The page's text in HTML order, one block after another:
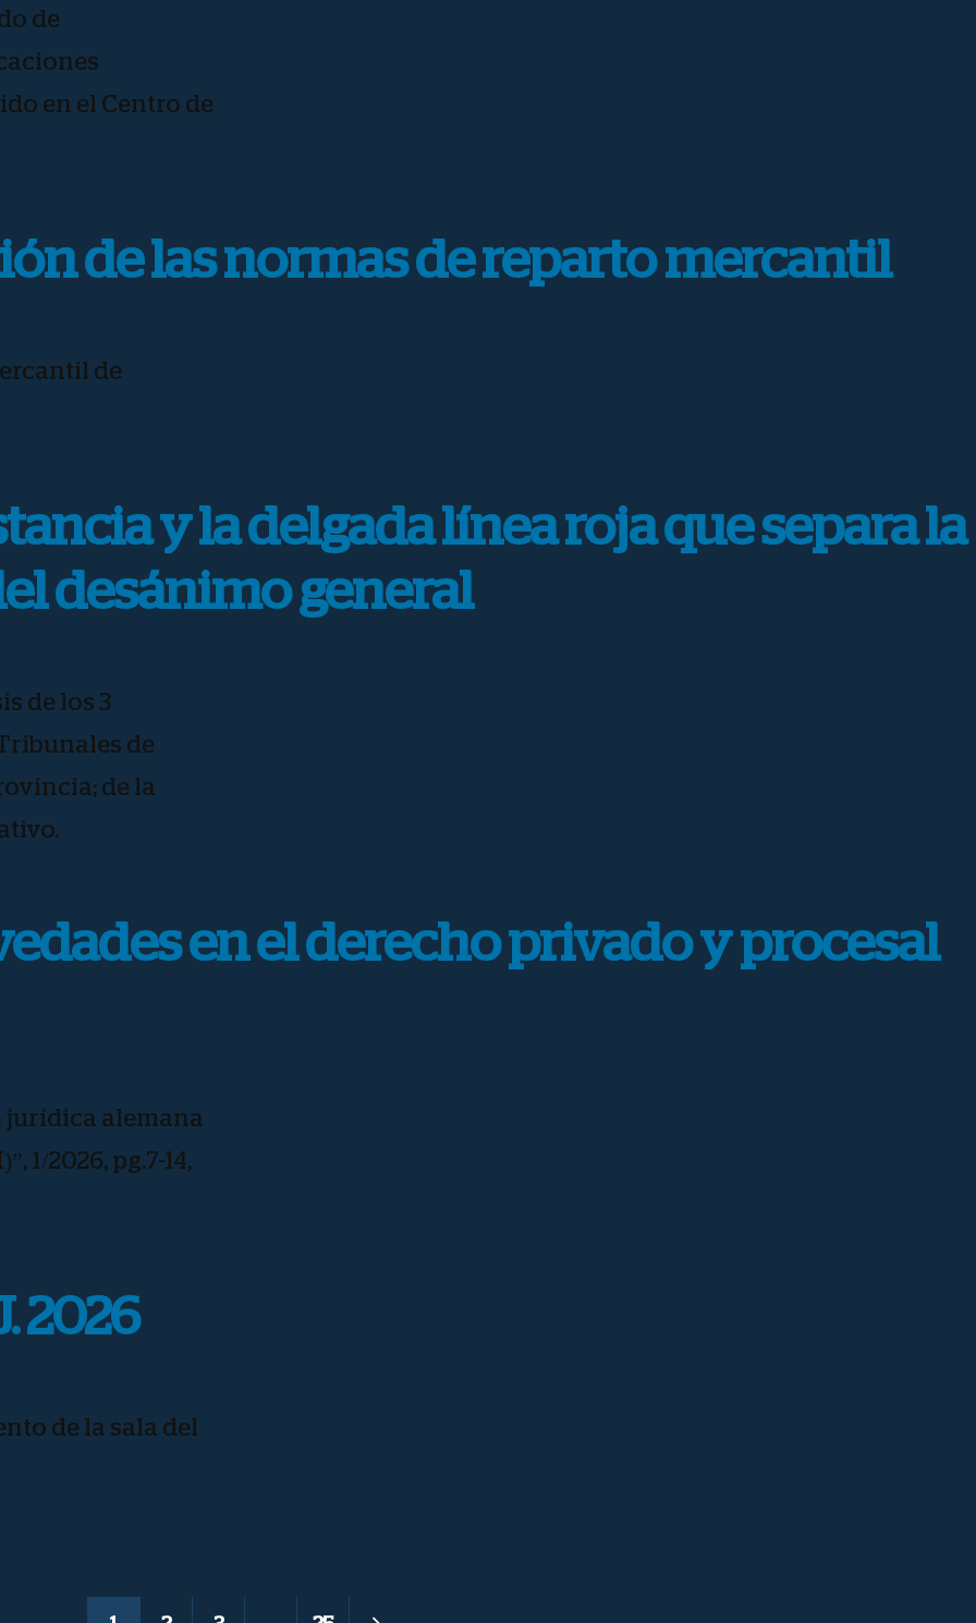
de
en el Centro de
de las normas de reparto mercantil
de
y la delgada línea roja que separa la
desánimo general
de los 3
de
de la
en el derecho privado y procesal
jurídica alemana
1/2026, pg.7-14,
2026
de la sala del